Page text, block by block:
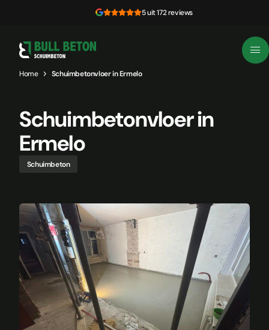
5 uit 172 reviews
Home Schuimbetonvloer in Ermelo
Schuimbetonvloer in
Ermelo
Schuimbeton